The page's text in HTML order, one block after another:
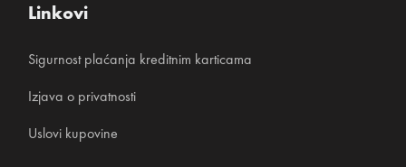
Linkovi
Sigurnost plaćanja kreditnim karticama
Izjava o privatnosti
Uslovi kupovine